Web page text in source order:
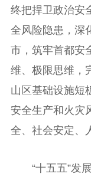
终把捍卫政治安
全风险隐患，深
市，筑牢首都安
维、极限思维，
山区基础设施短
安全生产和火灾
全、社会安定、
“十五五”发